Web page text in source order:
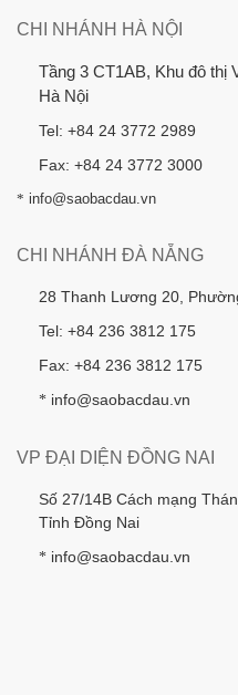
CHI NHÁNH HÀ NỘI
Tầng 3 CT1AB, Khu đô thị
Hà Nội
Tel: +84 24 3772 2989
Fax: +84 24 3772 3000
* info@saobacdau.vn
CHI NHÁNH ĐÀ NẴNG
28 Thanh Lương 20,
Tel: +84 236 3812 175
Fax: +84 236 3812 175
* info@saobacdau.vn
VP ĐẠI DIỆN ĐỒNG NAI
Số 27/14B Cách mạng
Tỉnh Đồng Nai
* info@saobacdau.vn